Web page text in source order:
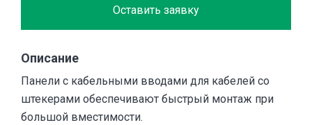
Оставить заявку
Описание
Панели с кабельными вводами для кабелей со
штекерами обеспечивают быстрый монтаж при
большой вместимости.